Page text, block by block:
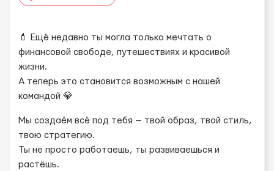
💄 Ещё недавно ты могла только мечтать о
финансовой свободе, путешествиях и красивой
жизни.
А теперь это становится возможным с нашей
командой 💎
Мы создаём всё под тебя — твой образ, твой стиль,
твою стратегию.
Ты не просто работаешь, ты развиваешься и
растёшь.